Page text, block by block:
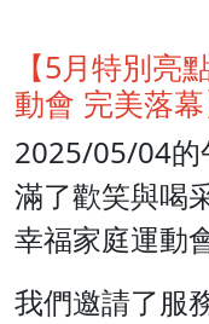
【5月特別亮
動會 完美落幕
2025/05/04的
滿了歡笑與喝
幸福家庭運動
我們邀請了服